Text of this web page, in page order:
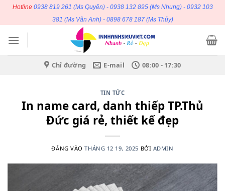
dung
Hotline 0938 819 261 (Ms Quyên) - 0938 132 895(Ms Nhung) - 0932 103
381 (Ms Vân Anh) - 0898 678 187(Ms Thủy)
Chỉ đường E-mail 08:00 - 17:30
TIN TỨC
In name card, danh thiếp TP.Thủ
Đức giá rẻ, thiết kế đẹp
ĐĂNG VÀOTHÁNG 12 19, 2025 BỞI ADMIN